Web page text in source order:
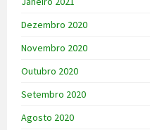
Dezembro 2020
Novembro 2020
Outubro 2020
Setembro 2020
Agosto 2020